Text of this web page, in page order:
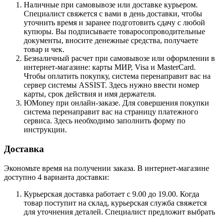
Наличные при самовывозе или доставке курьером.
Специалист свяжется с вами в день доставки, чтобы
уточнить время и заранее подготовить сдачу с любой
купюры. Вы подписываете товаросопроводительные
документы, вносите денежные средства, получаете
товар и чек.
Безналичный расчет при самовывозе или оформлении в
интернет-магазине: карты МИР, Visa и MasterCard.
Чтобы оплатить покупку, система перенаправит вас на
сервер системы ASSIST. Здесь нужно ввести номер
карты, срок действия и имя держателя.
ЮMoney при онлайн-заказе. Для совершения покупки
система перенаправит вас на страницу платежного
сервиса. Здесь необходимо заполнить форму по
инструкции.
Доставка
Экономьте время на получении заказа. В интернет-магазине
доступно 4 варианта доставки:
Курьерская доставка работает с 9.00 до 19.00. Когда
товар поступит на склад, курьерская служба свяжется
для уточнения деталей. Специалист предложит выбрать